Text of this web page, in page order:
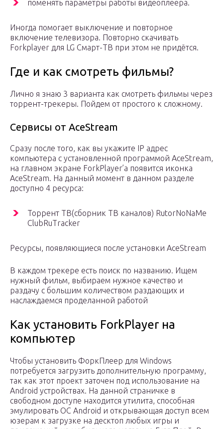
поменять параметры работы видеоплеера.
Иногда помогает выключение и повторное
включение телевизора. Повторно скачивать
Forkplayer для LG Смарт-ТВ при этом не придётся.
Где и как смотреть фильмы?
Лично я знаю 3 варианта как смотреть фильмы через
торрент-трекеры. Пойдем от простого к сложному.
Сервисы от AceStream
Сразу после того, как вы укажите IP адрес
компьютера с установленной программой AceStream,
на главном экране ForkPlayer’а появится иконка
AceStream. На данный момент в данном разделе
доступно 4 ресурса:
Торрент ТВ(сборник ТВ каналов) RutorNoNaMe
ClubRuTracker
Ресурсы, появляющиеся после установки AceStream
В каждом трекере есть поиск по названию. Ищем
нужный фильм, выбираем нужное качество и
раздачу с большим количеством раздающих и
наслаждаемся проделанной работой
Как установить ForkPlayer на
компьютер
Чтобы установить ФоркПлеер для Windows
потребуется загрузить дополнительную программу,
так как этот проект заточен под использование на
Android устройствах. На данной страничке в
свободном доступе находится утилита, способная
эмулировать OC Android и открывающая доступ всем
юзерам к загрузке на десктоп любых игры и